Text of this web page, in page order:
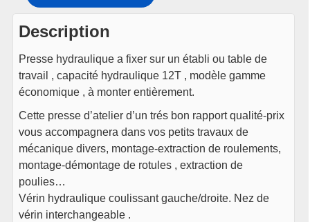
Description
Presse hydraulique a fixer sur un établi ou table de
travail , capacité hydraulique 12T , modèle gamme
économique , à monter entièrement.
Cette presse d’atelier d’un trés bon rapport qualité-prix
vous accompagnera dans vos petits travaux de
mécanique divers, montage-extraction de roulements,
montage-démontage de rotules , extraction de
poulies…
Vérin hydraulique coulissant gauche/droite. Nez de
vérin interchangeable .